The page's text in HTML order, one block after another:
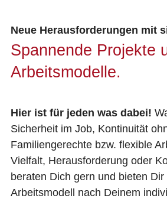
Neue Herausforderungen mit
Spannende Projekte
Arbeitsmodelle.
Hier ist für jeden was dabei!
Sicherheit im Job, Kontinuität
Familiengerechte bzw. flexible
Vielfalt, Herausforderung oder
beraten Dich gern und bieten
Arbeitsmodell nach Deinem